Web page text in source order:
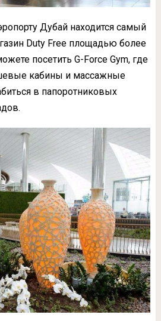
Дубай находится самый
Duty Free площадью более
посетить G-Force Gym, где
кабины и массажные
в папоротниковых